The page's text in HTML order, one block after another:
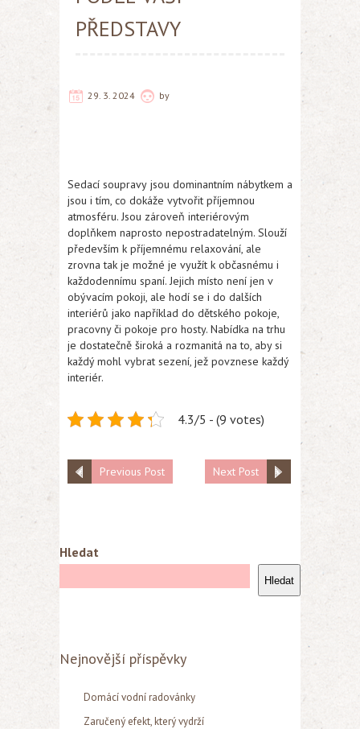
PŘEDSTAVY
29. 3. 2024 by
Sedací soupravy jsou dominantním nábytkem a
jsou i tím, co dokáže vytvořit příjemnou
atmosféru. Jsou zároveň interiérovým
doplňkem naprosto nepostradatelným. Slouží
především k příjemnému relaxování, ale
zrovna tak je možné je využít k občasnému i
každodennímu spaní. Jejich místo není jen v
obývacím pokoji, ale hodí se i do dalších
interiérů jako například do dětského pokoje,
pracovny či pokoje pro hosty. Nabídka na trhu
je dostatečně široká a rozmanitá na to, aby si
každý mohl vybrat sezení, jež povznese každý
interiér.
4.3/5 - (9 votes)
Previous Post Next Post
Hledat
Hledat
Nejnovější příspěvky
Domácí vodní radovánky
Zaručený efekt, který vydrží